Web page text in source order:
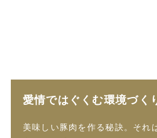
愛情ではぐくむ環境づく
美味しい豚肉を作る秘訣。それ